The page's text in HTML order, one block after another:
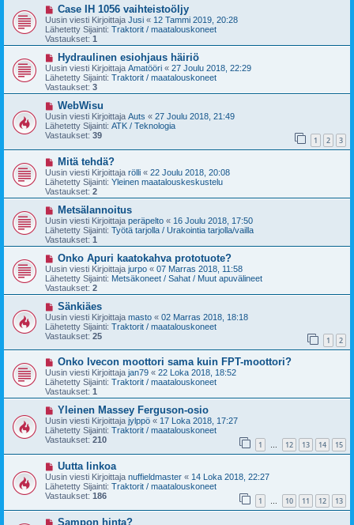
e
s
t
U
u
s
i
v
e
s
t
i
Case IH 1056 vaihteistoöljy
Uusin viesti Kirjoittaja Jusi « 12 Tammi 2019, 20:28
Lähetetty Sijainti: Traktorit / maatalouskoneet
Vastaukset: 1
U
u
s
i
v
s
t
i
Hydraulinen esiohjaus häiriö
Uusin viesti Kirjoittaja Amatööri « 27 Joulu 2018, 22:29
Lähetetty Sijainti: Traktorit / maatalouskoneet
Vastaukset: 3
U
u
s
i
v
i
e
s
t
i
WebWisu
Uusin viesti Kirjoittaja Auts « 27 Joulu 2018, 21:49
Lähetetty Sijainti: ATK / Teknologia
Vastaukset: 39 1 2 3
U
u
s
i
v
e
s
t
i
Mitä tehdä?
Uusin viesti Kirjoittaja rölli « 22 Joulu 2018, 20:08
Lähetetty Sijainti: Yleinen maatalouskeskustelu
Vastaukset: 2
U
u
s
i
v
s
t
i
Metsälannoitus
Uusin viesti Kirjoittaja peräpelto « 16 Joulu 2018, 17:50
Lähetetty Sijainti: Työtä tarjolla / Urakointia tarjolla/vailla
Vastaukset: 1
U
u
s
i
v
e
s
t
i
Onko Apuri kaatokahva prototuote?
Uusin viesti Kirjoittaja jurpo « 07 Marras 2018, 11:58
Lähetetty Sijainti: Metsäkoneet / Sahat / Muut apuvälineet
Vastaukset: 2
U
u
s
i
v
i
e
s
t
i
Sänkiäes
Uusin viesti Kirjoittaja masto « 02 Marras 2018, 18:18
Lähetetty Sijainti: Traktorit / maatalouskoneet
Vastaukset: 25 1 2
U
u
s
i
v
s
t
i
Onko Ivecon moottori sama kuin FPT-moottori?
Uusin viesti Kirjoittaja jan79 « 22 Loka 2018, 18:52
Lähetetty Sijainti: Traktorit / maatalouskoneet
Vastaukset: 1
U
u
s
i
i
s
t
i
Yleinen Massey Ferguson-osio
Uusin viesti Kirjoittaja jylppö « 17 Loka 2018, 17:27
Lähetetty Sijainti: Traktorit / maatalouskoneet
Vastaukset: 210 1 … 12 13 14 15
U
u
s
i
v
i
e
Uutta linkoa
Uusin viesti Kirjoittaja nuffieldmaster « 14 Loka 2018, 22:27
Lähetetty Sijainti: Traktorit / maatalouskoneet
Vastaukset: 186 1 … 10 11 12 13
USampon hinta?